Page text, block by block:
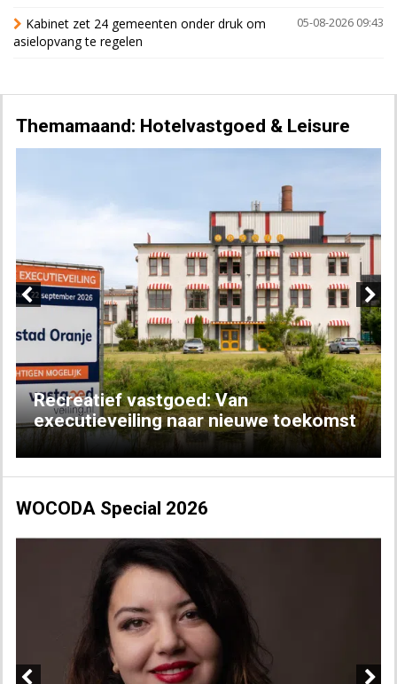
05-08-2026 09:43
Kabinet zet 24 gemeenten onder druk om
asielopvang te regelen
Themamaand: Hotelvastgoed & Leisure
Recreatief vastgoed: Van
executieveiling naar nieuwe toekomst
Next
WOCODA Special 2026